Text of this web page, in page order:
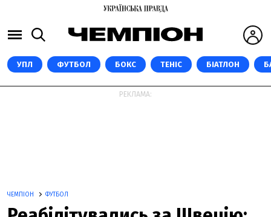
УПЛ ФУТБОЛ БОКС ТЕНІС БІАТЛОН
РЕКЛАМА:
ЧЕМПІОН ФУТБОЛ